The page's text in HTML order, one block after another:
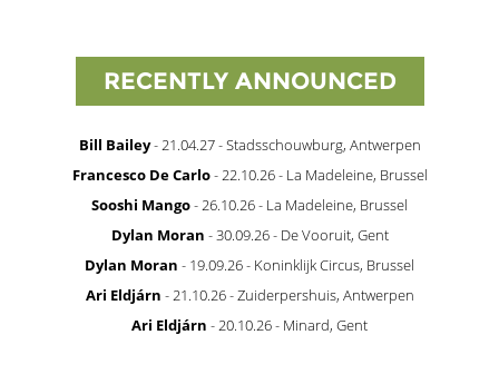
RECENTLY ANNOUNCED
Bill Bailey- 21.04.27 - Stadsschouwburg, Antwerpen
Francesco De Carlo- 22.10.26 - La Madeleine, Brussel
Sooshi Mango- 26.10.26 - La Madeleine, Brussel
Dylan Moran - 30.09.26 - De Vooruit, Gent
Dylan Moran - 19.09.26 - Koninklijk Circus, Brussel
Ari Eldjárn - 21.10.26 - Zuiderpershuis, Antwerpen
Ari Eldjárn - 20.10.26 - Minard, Gent